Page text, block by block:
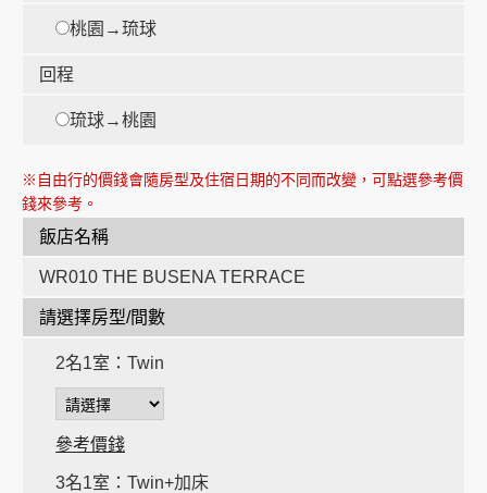
桃園→琉球
回程
琉球→桃園
※自由行的價錢會隨房型及住宿日期的不同而改變，可點選參考價
錢來參考。
飯店名稱
WR010 THE BUSENA TERRACE
請選擇房型/間數
2名1室：Twin
參考價錢
3名1室：Twin+加床